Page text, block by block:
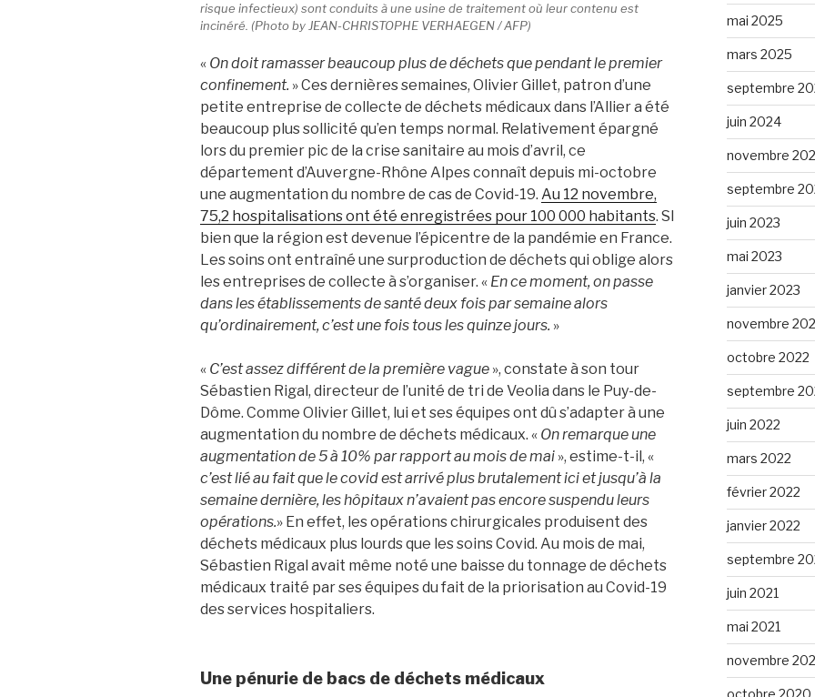
risque infectieux) sont conduits à une usine de traitement où leur contenu est
incinéré. (Photo by JEAN-CHRISTOPHE VERHAEGEN / AFP)
« On doit ramasser beaucoup plus de déchets que pendant le premier
confinement. » Ces dernières semaines, Olivier Gillet, patron d’une
petite entreprise de collecte de déchets médicaux dans l’Allier a été
beaucoup plus sollicité qu’en temps normal. Relativement épargné
lors du premier pic de la crise sanitaire au mois d’avril, ce
département d’Auvergne-Rhône Alpes connaît depuis mi-octobre
une augmentation du nombre de cas de Covid-19. Au 12 novembre,
75,2 hospitalisations ont été enregistrées pour 100 000 habitants. SI
bien que la région est devenue l’épicentre de la pandémie en France.
Les soins ont entraîné une surproduction de déchets qui oblige alors
les entreprises de collecte à s’organiser. « En ce moment, on passe
dans les établissements de santé deux fois par semaine alors
qu’ordinairement, c’est une fois tous les quinze jours. »
« C’est assez différent de la première vague », constate à son tour
Sébastien Rigal, directeur de l’unité de tri de Veolia dans le Puy-de-
Dôme. Comme Olivier Gillet, lui et ses équipes ont dû s’adapter à une
augmentation du nombre de déchets médicaux. « On remarque une
augmentation de 5 à 10% par rapport au mois de mai », estime-t-il, «
c’est lié au fait que le covid est arrivé plus brutalement ici et jusqu’à la
semaine dernière, les hôpitaux n’avaient pas encore suspendu leurs
opérations.» En effet, les opérations chirurgicales produisent des
déchets médicaux plus lourds que les soins Covid. Au mois de mai,
Sébastien Rigal avait même noté une baisse du tonnage de déchets
médicaux traité par ses équipes du fait de la priorisation au Covid-19
des services hospitaliers.
Une pénurie de bacs de déchets médicaux
mai 2025
mars 2025
septembre
juin 2024
novembre
septembre
juin 2023
mai 2023
janvier 2023
novembre
octobre 2022
septembre
juin 2022
mars 2022
février 2022
janvier 2022
septembre
juin 2021
mai 2021
novembre
octobre 2020